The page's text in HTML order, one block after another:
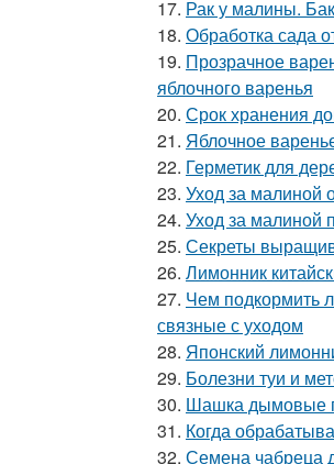
17. Рак у малины.
18. Обработка сада
19. Прозрачное
яблочного варенья
20. Срок хранения
21. Яблочное
22. Герметик для
23. Уход за малиной
24. Уход за малиной
25. Секреты
26. Лимонник
27. Чем подкормить
связные с уходом
28. Японский
29. Болезни туи и
30. Шашка дымовые
31. Когда
32. Семена чабреца